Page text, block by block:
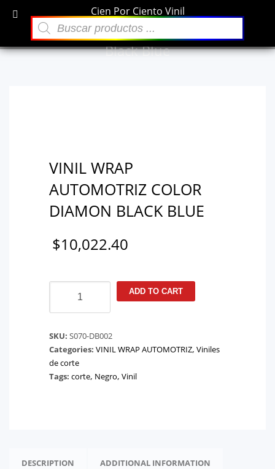
Archivos
VINIL WRAP AUTOMOTRIZ Color Diamon
Black Blue
VINIL WRAP
AUTOMOTRIZ COLOR
DIAMON BLACK BLUE
$10,022.40
AUTOMOTRIZ
Diamon
Black
Blue
quantity
ADD TO CART
SKU: S070-DB002
Categories: VINIL WRAP AUTOMOTRIZ, Viniles
de corte
Tags: corte, Negro, Vinil
DESCRIPTION ADDITIONAL INFORMATION
Cien Por Ciento Vinil
Búsqueda
de
productos